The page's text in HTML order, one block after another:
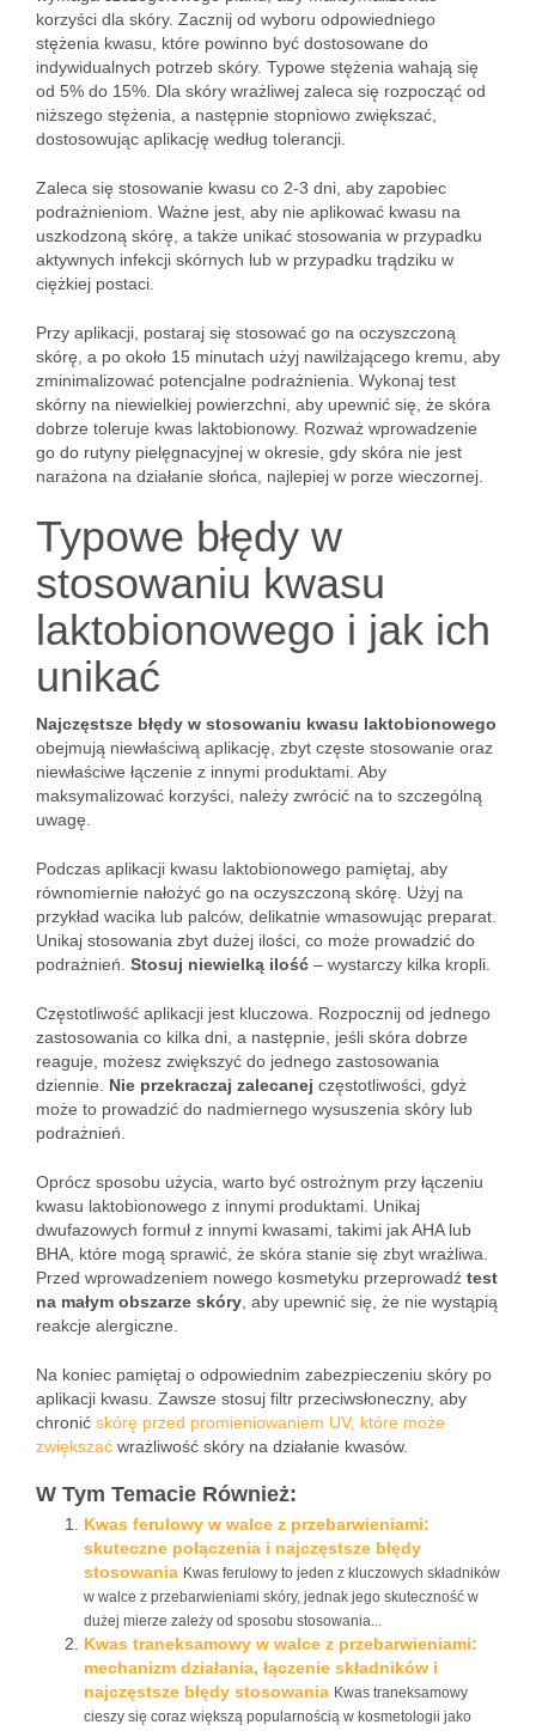
korzyści dla skóry. Zacznij od wyboru odpowiedniego
stężenia kwasu, które powinno być dostosowane do
indywidualnych potrzeb skóry. Typowe stężenia wahają się
od 5% do 15%. Dla skóry wrażliwej zaleca się rozpocząć od
niższego stężenia, a następnie stopniowo zwiększać,
dostosowując aplikację według tolerancji.
Zaleca się stosowanie kwasu co 2-3 dni, aby zapobiec
podrażnieniom. Ważne jest, aby nie aplikować kwasu na
uszkodzoną skórę, a także unikać stosowania w przypadku
aktywnych infekcji skórnych lub w przypadku trądziku w
ciężkiej postaci.
Przy aplikacji, postaraj się stosować go na oczyszczoną
skórę, a po około 15 minutach użyj nawilżającego kremu, aby
zminimalizować potencjalne podrażnienia. Wykonaj test
skórny na niewielkiej powierzchni, aby upewnić się, że skóra
dobrze toleruje kwas laktobionowy. Rozważ wprowadzenie
go do rutyny pielęgnacyjnej w okresie, gdy skóra nie jest
narażona na działanie słońca, najlepiej w porze wieczornej.
Typowe błędy w
stosowaniu kwasu
laktobionowego i jak ich
unikać
Najczęstsze błędy w stosowaniu kwasu laktobionowego
obejmują niewłaściwą aplikację, zbyt częste stosowanie oraz
niewłaściwe łączenie z innymi produktami. Aby
maksymalizować korzyści, należy zwrócić na to szczególną
uwagę.
Podczas aplikacji kwasu laktobionowego pamiętaj, aby
równomiernie nałożyć go na oczyszczoną skórę. Użyj na
przykład wacika lub palców, delikatnie wmasowując preparat.
Unikaj stosowania zbyt dużej ilości, co może prowadzić do
podrażnień. Stosuj niewielką ilość – wystarczy kilka kropli.
Częstotliwość aplikacji jest kluczowa. Rozpocznij od jednego
zastosowania co kilka dni, a następnie, jeśli skóra dobrze
reaguje, możesz zwiększyć do jednego zastosowania
dziennie. Nie przekraczaj zalecanej częstotliwości, gdyż
może to prowadzić do nadmiernego wysuszenia skóry lub
podrażnień.
Oprócz sposobu użycia, warto być ostrożnym przy łączeniu
kwasu laktobionowego z innymi produktami. Unikaj
dwufazowych formuł z innymi kwasami, takimi jak AHA lub
BHA, które mogą sprawić, że skóra stanie się zbyt wrażliwa.
Przed wprowadzeniem nowego kosmetyku przeprowadź test
na małym obszarze skóry , aby upewnić się, że nie wystąpią
reakcje alergiczne.
Na koniec pamiętaj o odpowiednim zabezpieczeniu skóry po
aplikacji kwasu. Zawsze stosuj filtr przeciwsłoneczny, aby
chronić skórę przed promieniowaniem UV, które może
zwiększać wrażliwość skóry na działanie kwasów.
W Tym Temacie Również:
Kwas ferulowy w walce z przebarwieniami:
skuteczne połączenia i najczęstsze błędy
stosowania Kwas ferulowy to jeden z kluczowych składników
w walce z przebarwieniami skóry, jednak jego skuteczność w
dużej mierze zależy od sposobu stosowania...
Kwas traneksamowy w walce z przebarwieniami:
mechanizm działania, łączenie składników i
najczęstsze błędy stosowania Kwas traneksamowy
cieszy się coraz większą popularnością w kosmetologii jako